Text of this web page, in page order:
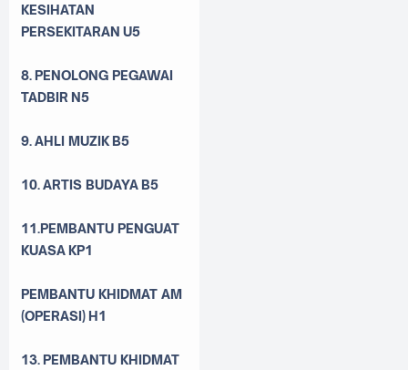
KESIHATAN
PERSEKITARAN U5
8. PENOLONG PEGAWAI
TADBIR N5
9.AHLI MUZIK B5
10.ARTIS BUDAYA B5
11.PEMBANTU PENGUAT
KUASA KP1
PEMBANTU KHIDMAT AM
(OPERASI) H1
13. PEMBANTU KHIDMAT